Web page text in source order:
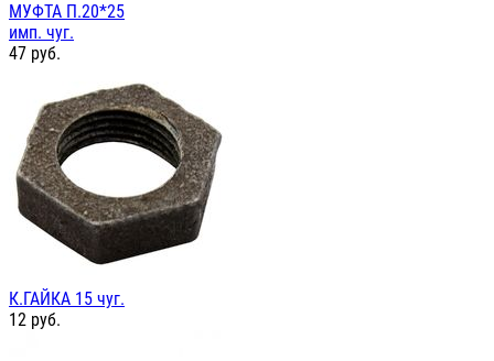
МУФТА П.20*25
имп. чуг.
47 руб.
К.ГАЙКА 15 чуг.
12 руб.